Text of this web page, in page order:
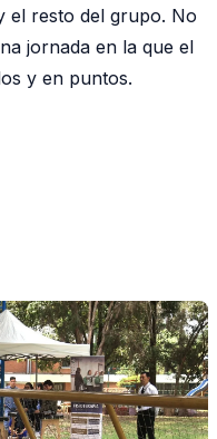
el resto del grupo. No
jornada en la que el
y en puntos.